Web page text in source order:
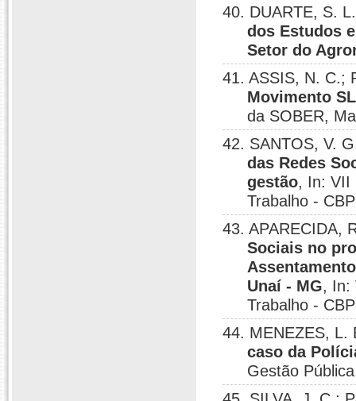
40. DUARTE, S.
dos Estudos
Setor do
41. ASSIS, N. C.;
Movimento
da SOBER,
42. SANTOS, V.
das Redes
gestão, In: VII
Trabalho -
43. APARECIDA,
Sociais no
Unaí - MG, In:
Trabalho -
44. MENEZES,
caso da
Gestão